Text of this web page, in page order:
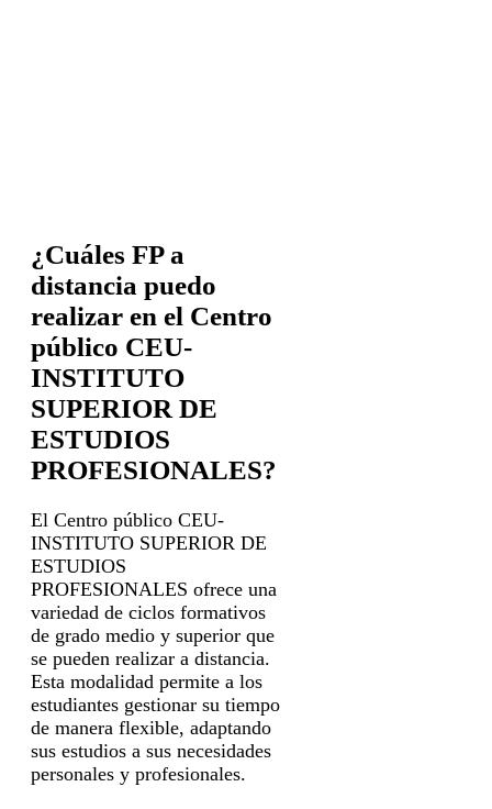
¿Cuáles FP a
distancia puedo
realizar en el Centro
público CEU-
INSTITUTO
SUPERIOR DE
ESTUDIOS
PROFESIONALES?
El Centro público CEU-
INSTITUTO SUPERIOR DE
ESTUDIOS
PROFESIONALES ofrece una
variedad de ciclos formativos
de grado medio y superior que
se pueden realizar a distancia.
Esta modalidad permite a los
estudiantes gestionar su tiempo
de manera flexible, adaptando
sus estudios a sus necesidades
personales y profesionales.